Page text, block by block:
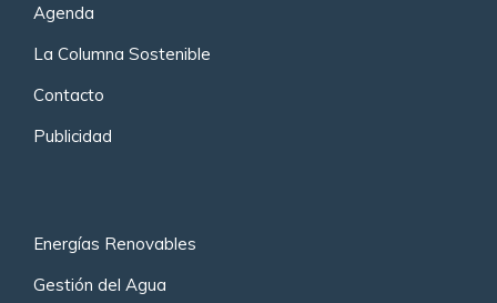
Agenda
La Columna Sostenible
Contacto
Publicidad
Energías Renovables
Gestión del Agua